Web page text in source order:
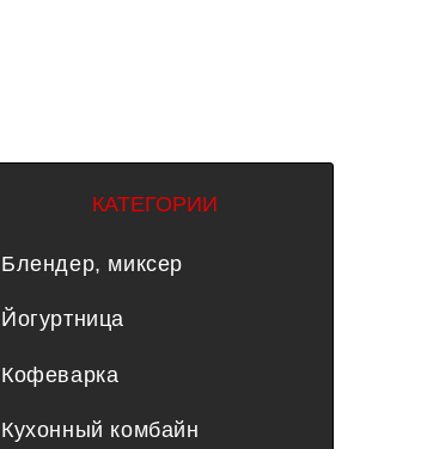
КАТЕГОРИИ
Блендер, миксер
Йогуртница
Кофеварка
Кухонный комбайн